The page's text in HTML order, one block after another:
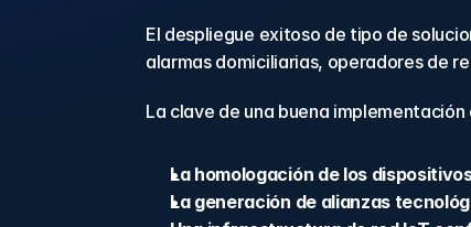
El despliegue exitoso de tipo de
alarmas domiciliarias, operadores de
La clave de una buena implementación
La homologación de los
La generación de alianzas